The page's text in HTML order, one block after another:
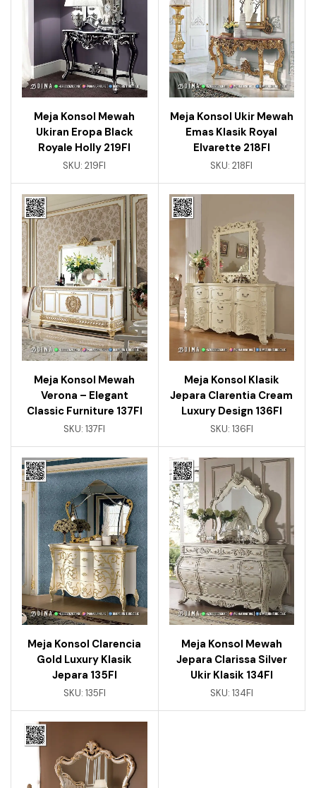
Meja Konsol Mewah
Ukiran Eropa Black
Royale Holly 219FI
SKU:219FI
Meja Konsol Ukir Mewah
Emas Klasik Royal
Elvarette 218FI
SKU:218FI
Meja Konsol Mewah
Verona – Elegant
Classic Furniture 137FI
SKU:137FI
Meja Konsol Klasik
Jepara Clarentia Cream
Luxury Design 136FI
SKU: 136FI
Meja Konsol Clarencia
Gold Luxury Klasik
Jepara 135FI
SKU: 135FI
Meja Konsol Mewah
Jepara Clarissa Silver
Ukir Klasik 134FI
SKU: 134FI